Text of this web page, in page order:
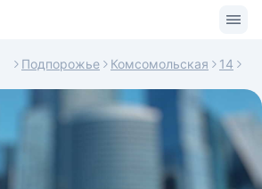
Подпорожье Комсомольская 14